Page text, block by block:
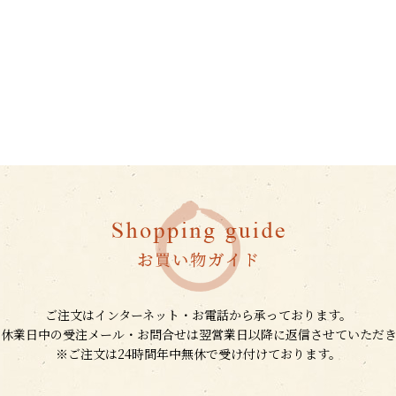
ご注文はインターネット・お電話から承っております。
業日中の受注メール・お問合せは翌営業日以降に返信させていただ
※ご注文は24時間年中無休で受け付けております。